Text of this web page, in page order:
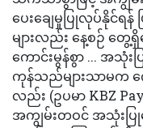
ပေးချေမှုပြုလုပ်နိုင်ရ
များလည်း နေ့စဉ် တွေ့
ကောင်းမွန်စွာ ... အသုံး
ကုန်သည်များသာမက
လည်း (ဥပမာ KBZ
အကျွမ်းတဝင် အသုံးပ